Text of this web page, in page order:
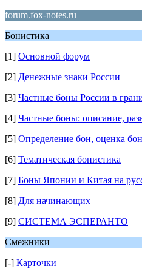
forum.fox-notes.ru
Бонистика
[1] Основной форум
[2] Денежные знаки России
[3] Частные боны России в
[4] Частные боны: описание,
[5] Определение бон, оценка бон
[6] Тематическая бонистика
[7] Боны Японии и Китая на
[8] Для начинающих
[9] СИСТЕМА ЭСПЕРАНТО
Смежники
[-] Карточки